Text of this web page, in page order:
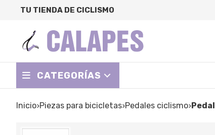
TU TIENDA DE CICLISMO
CATEGORÍAS
Inicio piezas para bicicletas pedales ciclismo